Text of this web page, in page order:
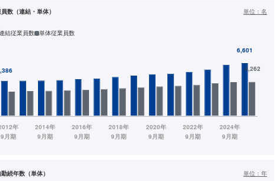
数（連結・単体） 単位： 名
結従業員数 単体従業員数
続年数（単体） 単位： 年